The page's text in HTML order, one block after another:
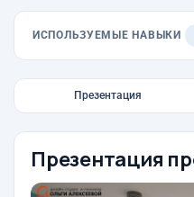
ИСПОЛЬЗУЕМЫЕ НАВЫКИ
Презентация
Презентация